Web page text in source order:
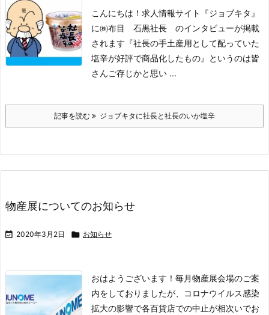
こんにちは！ 求人情報サイト『ジョブキタ』
に㈱布目 石黒社長 のインタビューが掲載
されます 『社長の手土産用として配っていた
塩辛が好評で商品化したもの』 というのは皆
さんご存じかと思い ...
記事を読む ジョブキタに社長と社長のいか塩辛
物産展についてのお知らせ
 2020年3月2日  お知らせ
おはようございます！ 毎月物産展会場のご案
内をしておりましたが、
コロナウイルス感染
拡大の影響で各百貨店での中止が相次いでお